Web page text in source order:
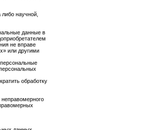
научной,
данные в
не вправе
или другими
обработку